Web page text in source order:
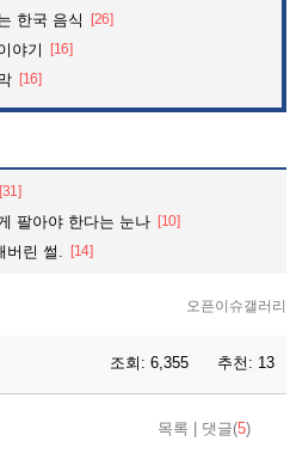
한국 음식 [26]
야기 [16]
[16]
[31]
팔아야 한다는 눈나 [10]
버린 썰. [14]
오픈이슈갤러리
조회: 6,355 추천: 13
목록 댓글(5)